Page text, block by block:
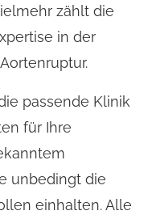
zählt die
in der
passende Klinik
für Ihre
unbedingt die
einhalten. Alle